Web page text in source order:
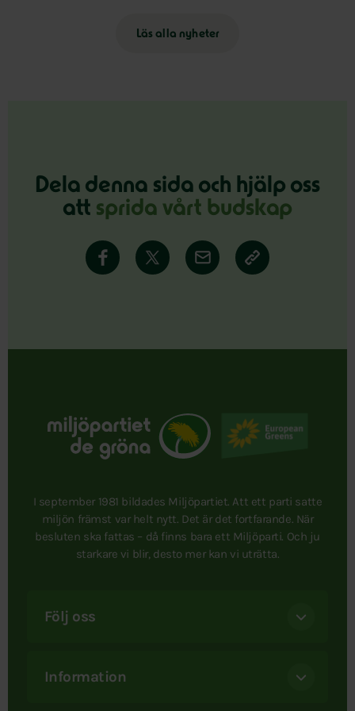
Läs alla nyheter
Dela denna sida och hjälp oss
att sprida vårt budskap
I september 1981 bildades Miljöpartiet. Att ett parti satte
miljön främst var helt nytt. Det är det fortfarande. När
besluten ska fattas – då finns bara ett Miljöparti. Och ju
starkare vi blir, desto mer kan vi uträtta.
Följ oss
Information